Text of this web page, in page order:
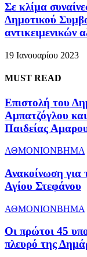
Σε κλίμα
Δημοτικού
αντικειμενικών
19 Ιανουαρίου 2023
MUST READ
Επιστολή του
Αμπατζόγλου
Παιδείας
ΑΘΜΟΝΙΟΝΒΗΜΑ
Ανακοίνωση για
Αγίου Στεφάνου
ΑΘΜΟΝΙΟΝΒΗΜΑ
Οι πρώτοι 45
πλευρό της